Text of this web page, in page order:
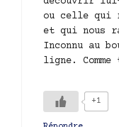
ou celle qui
et qui nous
Inconnu au
ligne.
+1